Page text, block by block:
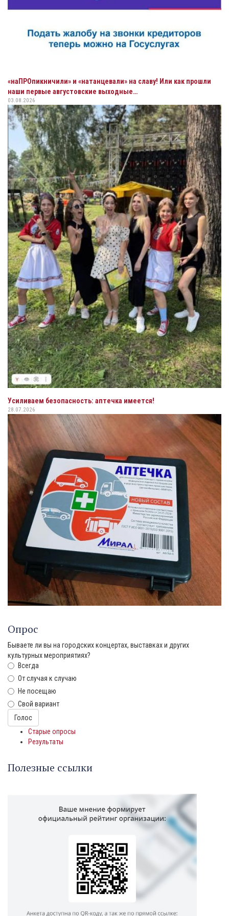
«наПРОпикничили» и «натанцевали» на славу! Или как прошли
наши первые августовские выходные…
03.08.2026
Усиливаем безопасность: аптечка имеется!
28.07.2026
Опрос
Бываете ли вы на городских концертах, выставках и других
культурных мероприятиях?
Всегда
От случая к случаю
Не посещаю
Свой вариант
Варианты
Голос
Старые опросы
Результаты
Полезные ссылки